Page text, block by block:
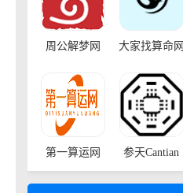
周公解梦网 大家找算命网
第一算运网 参天Cantian